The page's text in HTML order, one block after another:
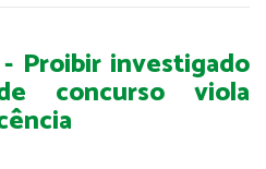
Proibir investigado
concurso viola